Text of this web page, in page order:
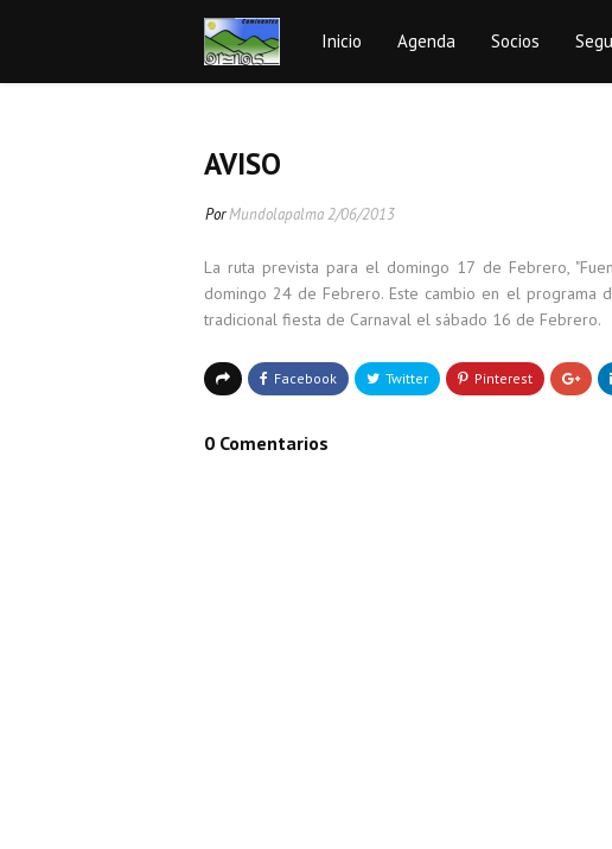
Inicio Agenda Socios
AVISO
PorMundolapalma2/06/2013
La ruta prevista para el domingo 17 de Febrero,
domingo 24 de Febrero. Este cambio en el programa
tradicional fiesta de Carnaval el sábado 16 de Febrero.
0 Comentarios